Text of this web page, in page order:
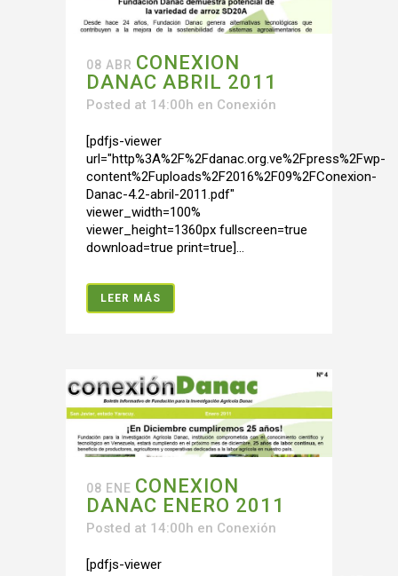
08 ABR CONEXION
DANAC ABRIL 2011
Posted at 14:00h en Conexión
[pdfjs-viewer
url="http%3A%2F%2Fdanac.org.ve%2Fpress%2Fwp-
content%2Fuploads%2F2016%2F09%2FConexion-
Danac-4.2-abril-2011.pdf"
viewer_width=100%
viewer_height=1360px fullscreen=true
download=true print=true]...
LEER MÁS
08 ENE CONEXION
DANAC ENERO 2011
Posted at 14:00h en Conexión
[pdfjs-viewer